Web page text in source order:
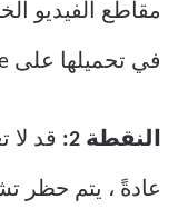
مقاطع الفيديو
في تحميلها على YouTube أولاً.
النقطة 2:
عادةً ، يتم حظر